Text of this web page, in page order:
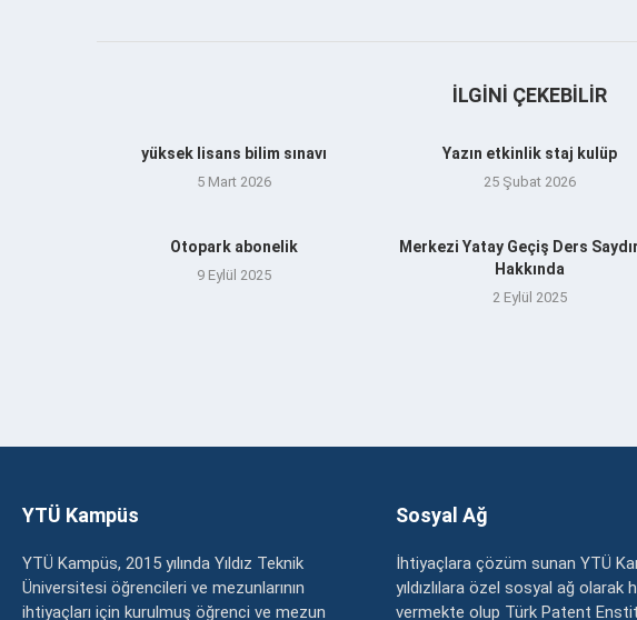
İLGINI ÇEKEBILIR
yüksek lisans bilim sınavı
5 Mart 2026
Yazın etkinlik staj kulüp
25 Şubat 2026
Otopark abonelik
9 Eylül 2025
Merkezi Yatay Geçiş Ders
Hakkında
2 Eylül 2025
YTÜ Kampüs
YTÜ Kampüs, 2015 yılında Yıldız Teknik
Üniversitesi öğrencileri ve mezunlarının
ihtiyaçları için kurulmuş öğrenci ve mezun
Sosyal Ağ
İhtiyaçlara çözüm sunan YTÜ
yıldızlılara özel sosyal ağ olarak
vermekte olup Türk Patent